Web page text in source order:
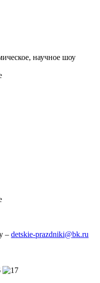
научное шоу
– detskie-prazdniki@bk.ru